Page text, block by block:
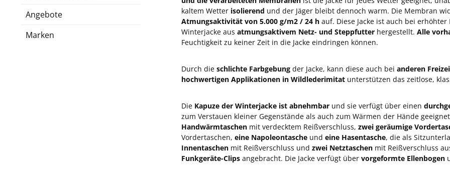
Angebote
Marken
kaltem Wetter isolierend und der Jäger bleibt dennoch warm. Die Membran
Atmungsaktivität von 5.000 g/m2 / 24 h auf. Diese Jacke ist auch bei
Winterjacke aus atmungsaktivem Netz- und Steppfutter hergestellt. Alle
Feuchtigkeit zu keiner Zeit in die Jacke eindringen können.
Durch die schlichte Farbgebung der Jacke, kann diese auch bei anderen
hochwertigen Applikationen in Wildlederimitat unterstützen das zeitlose,
Die Kapuze der Winterjacke ist abnehmbar und sie verfügt über einen
zum Verstauen kleiner Gegenstände als auch zum Wärmen der Hände
Handwärmtaschen mit verdecktem Reißverschluss, zwei geräumige
Vordertaschen, eine Napoleontasche und eine Hasentasche, die als
Innentaschen mit Reißverschluss und zwei Netztaschen mit Reißverschluss
Funkgeräte-Clips angebracht. Die Jacke verfügt über vorgeformte Ellenbogen